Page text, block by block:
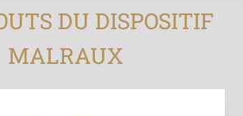
DU DISPOSITIF
MALRAUX